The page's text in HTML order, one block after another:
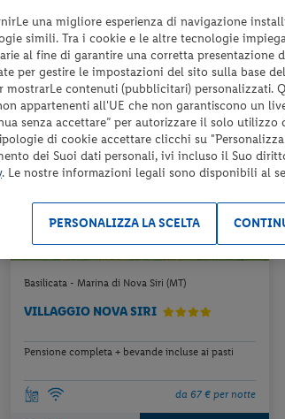
Check-in
dal 04/09/26
al 22/09/26
da565 €
a persona per 7 notti
Basilicata - Marina di Nova Siri (MT)
VILLAGGIO NOVA SIRI
Pensione completa + bevande incluse ai pasti
da 67 € per notte
una migliore esperienza di navigazione
simili. Tra i cookie e le altre tecnologie
al fine di garantire una corretta
per gestire le impostazioni del sito sulla base
mostrarLe contenuti (pubblicitari) personalizzati.
appartenenti all'UE che non garantiscono un
senza accettare” per autorizzare il solo
di cookie accettare clicchi su
dei Suoi dati personali, ivi incluso il Suo
. Le nostre informazioni legali sono disponibili al
PERSONALIZZA LA SCELTA